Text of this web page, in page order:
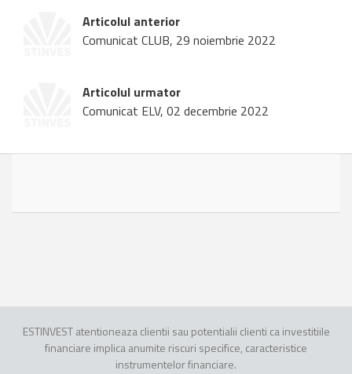
Articolul anterior
Comunicat CLUB, 29 noiembrie 2022
Articolul urmator
Comunicat ELV, 02 decembrie 2022
ESTINVEST atentioneaza clientii sau potentialii clienti ca investitiile
financiare implica anumite riscuri specifice, caracteristice
instrumentelor financiare.